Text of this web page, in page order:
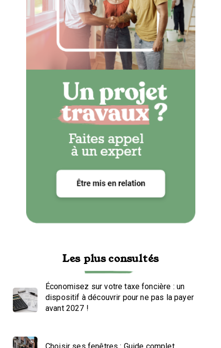
Les plus consultés
Économisez sur votre taxe foncière : un
dispositif à découvrir pour ne pas la payer
avant 2027 !